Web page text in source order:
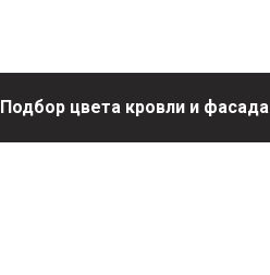
Подбор цвета кровли и фасада